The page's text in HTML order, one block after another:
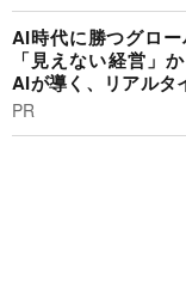
AI時代に勝つグロ
「見えない経営」
AIが導く、リアルタ
PR